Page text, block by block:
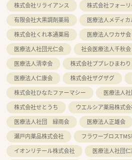
株式会社リライアンス
株式会社フォーリ
有限会社大黒調剤薬局
医療法人メディ
株式会社くれ本通薬局
医療法人ワカサ会
医療法人社団光仁会
社会医療法人千秋会
医療法人清幸会
株式会社ププレひまわり
医療法人仁康会
株式会社ザグザグ
株式会社ひなたファーマシー
医療法人
株式会社せとうち
ウエルシア薬局株式
医療法人社団 緑雨会
医療法人正雄会
瀬戸内薬品株式会社
フラワーブロス
イオンリテール株式会社
医療法人社団